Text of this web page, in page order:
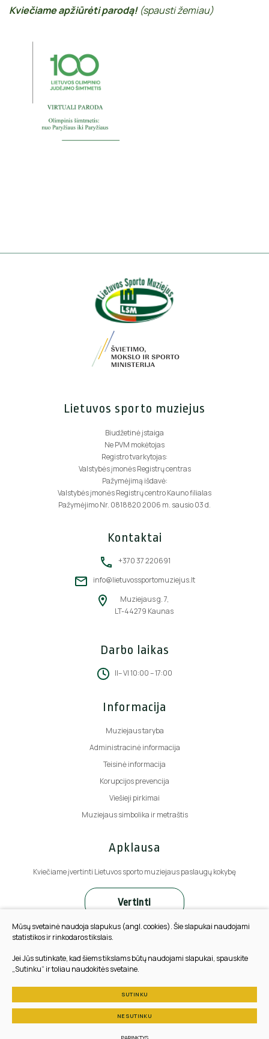
Kviečiame apžiūrėti parodą! (spausti žemiau)
Lietuvos sporto muziejus
Biudžetinė įstaiga
Ne PVM mokėtojas
Registro tvarkytojas:
Valstybės įmonės Registrų centras
Pažymėjimą išdavė:
Valstybės įmonės Registrų centro Kauno filialas
Pažymėjimo Nr. 0818820 2006 m. sausio 03 d.
Kontaktai
+370 37 220691
info@lietuvossportomuziejus.lt
Muziejaus g. 7,
LT-44279 Kaunas
Darbo laikas
II– VI 10:00 – 17:00
Informacija
Muziejaus taryba
Administracinė informacija
Teisinė informacija
Korupcijos prevencija
Viešieji pirkimai
Muziejaus simbolika ir metraštis
Apklausa
Kviečiame įvertinti Lietuvos sporto muziejaus paslaugų kokybę
Vertinti
© 2025 Visos teisės saugomos
Slapukų parinktys
Duomenų apsauga
Mūsų svetainė naudoja slapukus (angl. cookies). Šie slapukai naudojami
statistikos ir rinkodaros tikslais.
Jei Jūs sutinkate, kad šiems tikslams būtų naudojami slapukai, spauskite
„Sutinku“ ir toliau naudokitės svetaine.
SUTINKU
NESUTINKU
PARINKTYS